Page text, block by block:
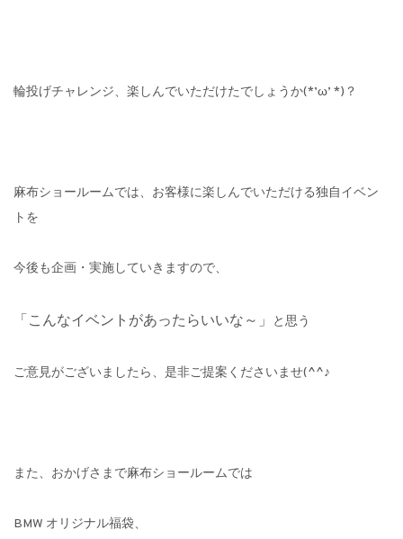
輪投げチャレンジ、楽しんでいただけたでしょうか(*’ω’ *)？
麻布ショールームでは、お客様に楽しんでいただける独自イベン
トを
今後も企画・実施していきますので、
「こんなイベントがあったらいいな～」 と思う
ご意見がございましたら、是非ご提案くださいませ(^^♪
また、おかげさまで麻布ショールームでは
BMW オリジナル福袋、